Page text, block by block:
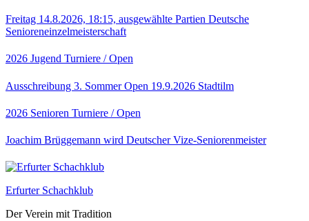
Freitag 14.8.2026, 18:15, ausgewählte Partien Deutsche
Senioreneinzelmeisterschaft
2026 Jugend Turniere / Open
Ausschreibung 3. Sommer Open 19.9.2026 Stadtilm
2026 Senioren Turniere / Open
Joachim Brüggemann wird Deutscher Vize-Seniorenmeister
Erfurter Schachklub
Der Verein mit Tradition